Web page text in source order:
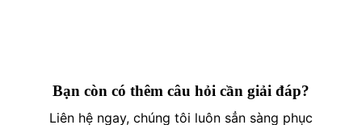
Bạn còn có thêm câu hỏi cần giải đáp?
Liên hệ ngay, chúng tôi luôn sẳn sàng phục